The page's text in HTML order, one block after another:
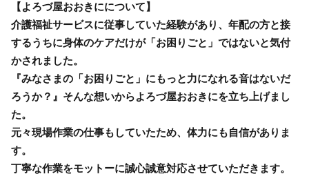
【よろづ屋おおきにについて】
介護福祉サービスに従事していた経験があり、年配の方と接
するうちに身体のケアだけが「お困りごと」ではないと気付
かされました。
『みなさまの「お困りごと」にもっと力になれる音はないだ
ろうか？』そんな想いからよろづ屋おおきにを立ち上げまし
た。
元々現場作業の仕事もしていたため、体力にも自信がありま
す。
丁寧な作業をモットーに誠心誠意対応させていただきます。